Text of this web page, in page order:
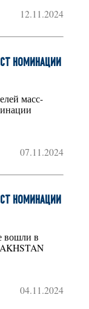
12.11.2024
НОМИНАЦИИ
масс-
07.11.2024
НОМИНАЦИИ
вошли в
04.11.2024